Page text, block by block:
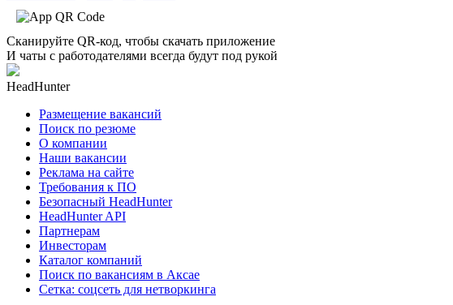
Сканируйте QR-код, чтобы скачать приложение
И чаты с работодателями всегда будут под рукой
HeadHunter
Размещение вакансий
Поиск по резюме
О компании
Наши вакансии
Реклама на сайте
Требования к ПО
Безопасный HeadHunter
HeadHunter API
Партнерам
Инвесторам
Каталог компаний
Поиск по вакансиям в Аксае
Сетка: соцсеть для нетворкинга